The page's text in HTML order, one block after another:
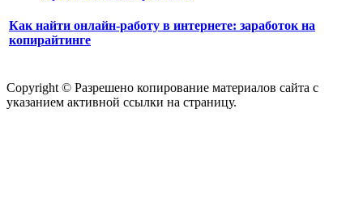
Как найти онлайн-работу в интернете: заработок на
копирайтинге
Copyright © Разрешено копирование материалов сайта с
указанием активной ссылки на страницу.